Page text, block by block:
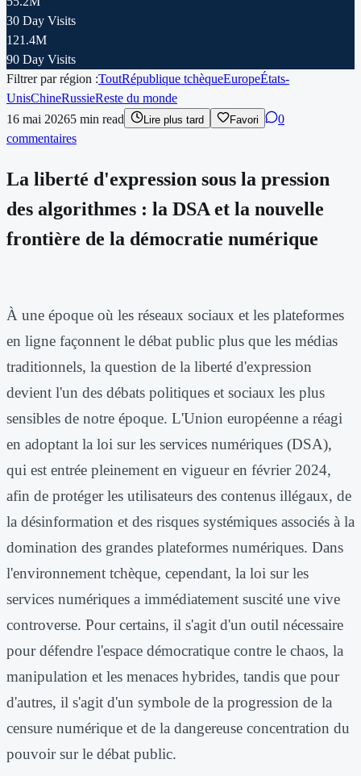
30 Day Visits
121.4M
90 Day Visits
Filtrer par région :ToutRépublique tchèqueEuropeÉtats-
UnisChineRussieReste du monde
16 mai 20265 min read Lire plus tard Favori
0
commentaires
La liberté d'expression sous la pression
des algorithmes : la DSA et la nouvelle
frontière de la démocratie numérique
À une époque où les réseaux sociaux et les plateformes
en ligne façonnent le débat public plus que les médias
traditionnels, la question de la liberté d'expression
devient l'un des débats politiques et sociaux les plus
sensibles de notre époque. L'Union européenne a réagi
en adoptant la loi sur les services numériques (DSA),
qui est entrée pleinement en vigueur en février 2024,
afin de protéger les utilisateurs des contenus illégaux, de
la désinformation et des risques systémiques associés à la
domination des grandes plateformes numériques. Dans
l'environnement tchèque, cependant, la loi sur les
services numériques a immédiatement suscité une vive
controverse. Pour certains, il s'agit d'un outil nécessaire
pour défendre l'espace démocratique contre le chaos, la
manipulation et les menaces hybrides, tandis que pour
d'autres, il s'agit d'un symbole de la progression de la
censure numérique et de la dangereuse concentration du
pouvoir sur le débat public.